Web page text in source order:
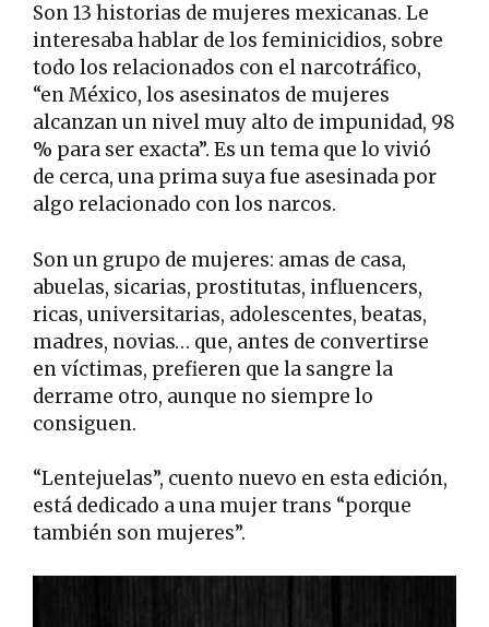
Son 13 historias de mujeres mexicanas. Le
interesaba hablar de los feminicidios, sobre
todo los relacionados con el narcotráfico,
“en México, los asesinatos de mujeres
alcanzan un nivel muy alto de impunidad, 98
% para ser exacta”. Es un tema que lo vivió
de cerca, una prima suya fue asesinada por
algo relacionado con los narcos.
Son un grupo de mujeres: amas de casa,
abuelas, sicarias, prostitutas, influencers,
ricas, universitarias, adolescentes, beatas,
madres, novias… que, antes de convertirse
en víctimas, prefieren que la sangre la
derrame otro, aunque no siempre lo
consiguen.
“Lentejuelas”, cuento nuevo en esta edición,
está dedicado a una mujer trans “porque
también son mujeres”.